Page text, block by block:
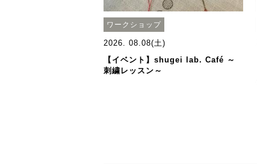
ワークショップ
2026. 08.08(土)
【イベント】shugei lab. Café ～
刺繍レッスン～